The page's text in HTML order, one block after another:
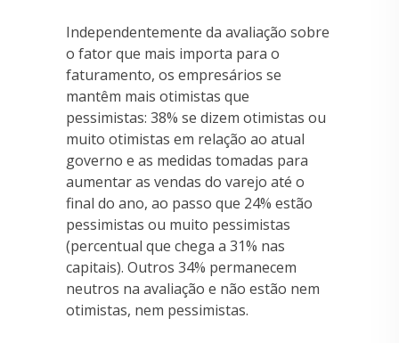
Independentemente da avaliação sobre
o fator que mais importa para o
faturamento, os empresários se
mantêm mais otimistas que
pessimistas: 38% se dizem otimistas ou
muito otimistas em relação ao atual
governo e as medidas tomadas para
aumentar as vendas do varejo até o
final do ano, ao passo que 24% estão
pessimistas ou muito pessimistas
(percentual que chega a 31% nas
capitais). Outros 34% permanecem
neutros na avaliação e não estão nem
otimistas, nem pessimistas.